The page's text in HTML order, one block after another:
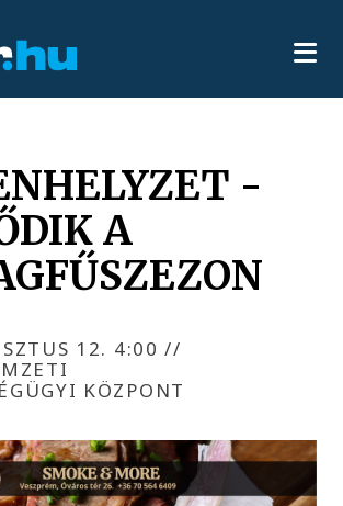
-
A
12. 4:00//
KÖZPONT